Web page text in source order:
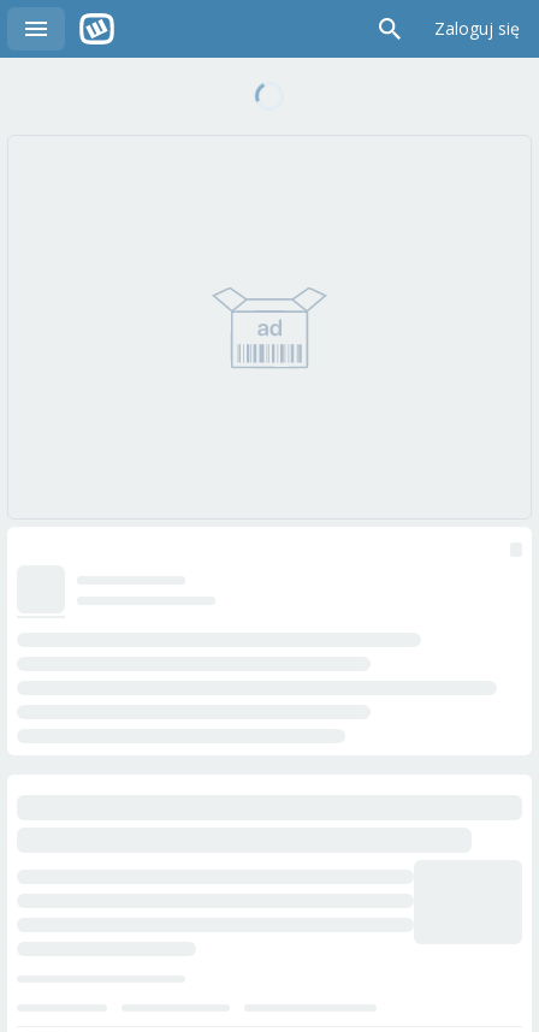
Zaloguj się